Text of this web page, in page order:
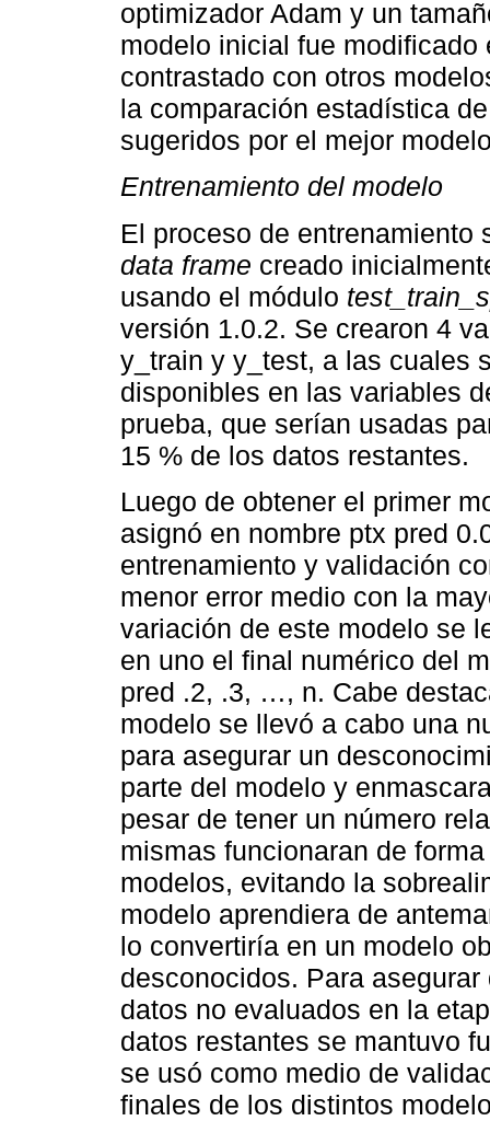
optimizador Adam y un
modelo inicial fue
contrastado con otros
la comparación estadística
sugeridos por el mejor
Entrenamiento del modelo
El proceso de entrenamiento
data frame creado
usando el módulo
versión 1.0.2. Se crearon 4
y_train y y_test, a las cuales
disponibles en las variables
prueba, que serían usadas
15 % de los datos restantes.
Luego de obtener el primer
asignó en nombre ptx pred
entrenamiento y validación
menor error medio con la
variación de este modelo se
en uno el final numérico del
pred .2, .3, …, n. Cabe
modelo se llevó a cabo una
para asegurar un
parte del modelo y
pesar de tener un número
mismas funcionaran de
modelos, evitando la
modelo aprendiera de
lo convertiría en un modelo
desconocidos. Para
datos no evaluados en la
datos restantes se mantuvo
se usó como medio de
finales de los distintos